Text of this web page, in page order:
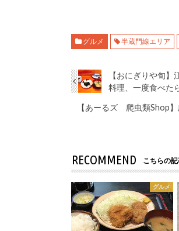
グルメ 半蔵門線エリア
【おにぎりや旬
料理、一度食べた
【あーるズ 爬虫類Shop
RECOMMEND こちらの記
グルメ